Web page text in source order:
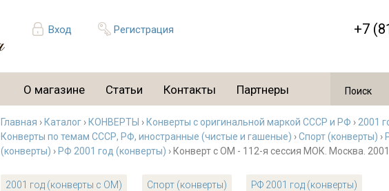
Вход Регистрация +7
О магазине Статьи Контакты Партнеры
Главная › Каталог › КОНВЕРТЫ › Конверты с оригинальной маркой СССР и РФ › 2001
Конверты по темам СССР, РФ, иностранные (чистые и гашеные) ›Спорт (конверты) ›
(конверты) › РФ 2001 год (конверты) › Конверт с ОМ - 112-я сессия МОК. Москва.
2001 год (конверты с ОМ) Спорт (конверты) РФ 2001 год (конверты)